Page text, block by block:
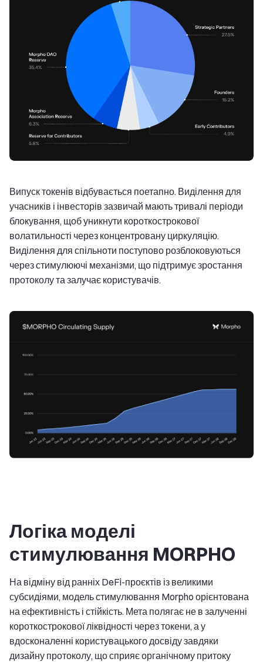
Випуск токенів відбувається поетапно. Виділення для
учасників і інвесторів зазвичай мають тривалі періоди
блокування, щоб уникнути короткострокової
волатильності через концентровану циркуляцію.
Виділення для спільноти поступово розблоковуються
через стимулюючі механізми, що підтримує зростання
протоколу та залучає користувачів.
Логіка моделі
стимулювання MORPHO
На відміну від ранніх DeFi-проєктів із великими
субсидіями, модель стимулювання Morpho орієнтована
на ефективність і стійкість. Мета полягає не в залученні
короткострокової ліквідності через токени, а у
вдосконаленні користувацького досвіду завдяки
дизайну протоколу, що сприяє органічному притоку